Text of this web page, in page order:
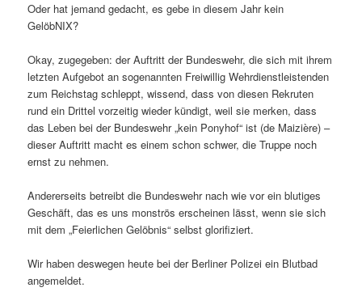
Oder hat jemand gedacht, es gebe in diesem Jahr kein
GelöbNIX?
Okay, zugegeben: der Auftritt der Bundeswehr, die sich mit ihrem
letzten Aufgebot an sogenannten Freiwillig Wehrdienstleistenden
zum Reichstag schleppt, wissend, dass von diesen Rekruten
rund ein Drittel vorzeitig wieder kündigt, weil sie merken, dass
das Leben bei der Bundeswehr „kein Ponyhof“ ist (de Maizière) –
dieser Auftritt macht es einem schon schwer, die Truppe noch
ernst zu nehmen.
Andererseits betreibt die Bundeswehr nach wie vor ein blutiges
Geschäft, das es uns monströs erscheinen lässt, wenn sie sich
mit dem „Feierlichen Gelöbnis“ selbst glorifiziert.
Wir haben deswegen heute bei der Berliner Polizei ein Blutbad
angemeldet.